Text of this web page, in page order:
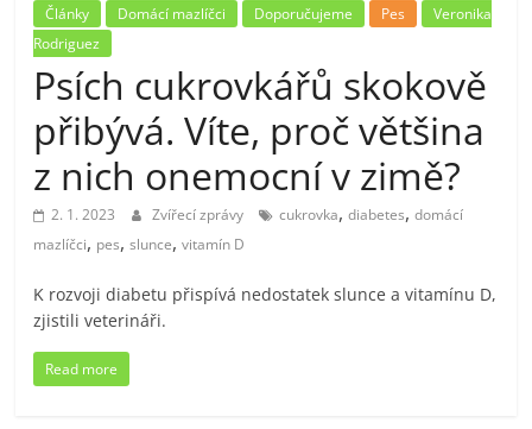
Články Domácí mazlíčci Doporučujeme Pes
Veronika
Rodriguez
Psích cukrovkářů skokově
přibývá. Víte, proč většina
z nich onemocní v zimě?
2. 1. 2023 Zvířecí zprávy cukrovka,diabetes,domácí
mazlíčci, pes,slunce,vitamín D
K rozvoji diabetu přispívá nedostatek slunce a vitamínu D,
zjistili veterináři.
Read more